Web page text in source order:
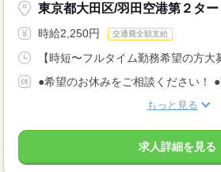
東京都大田区/羽田空港第２タ
時給2,250円 交通費全額支給
【時短〜フルタイム勤務希望の方大
●希望のお休みをご相談ください！ ●
もっと見る
求人詳細を見る